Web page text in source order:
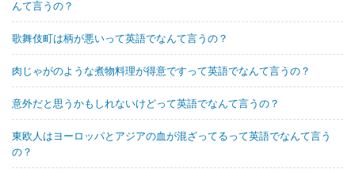
んて言うの？
歌舞伎町は柄が悪いって英語でなんて言うの？
肉じゃがのような煮物料理が得意ですって英語でなんて言うの？
意外だと思うかもしれないけどって英語でなんて言うの？
東欧人はヨーロッパとアジアの血が混ざってるって英語でなんて言う
の？